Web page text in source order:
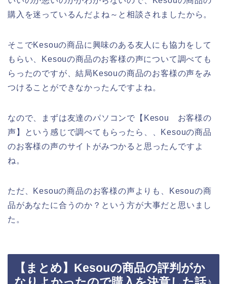
購入を迷っているんだよね～と相談されましたから。
そこでKesouの商品に興味のある友人にも協力をして
もらい、Kesouの商品のお客様の声について調べても
らったのですが、結局Kesouの商品のお客様の声をみ
つけることができなかったんですよね。
なので、まずは友達のパソコンで【Kesou お客様の
声】という感じで調べてもらったら、、Kesouの商品
のお客様の声のサイトがみつかると思ったんですよ
ね。
ただ、Kesouの商品のお客様の声よりも、Kesouの商
品があなたに合うのか？という方が大事だと思いまし
た。
【まとめ】Kesouの商品の評判がか